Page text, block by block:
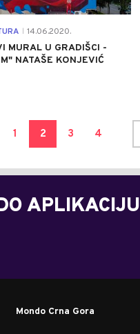
14.06.2020.
MURAL U GRADIŠCI -
NATAŠE KONJEVIĆ
1 2 3 4
APLIKACIJU
Mondo Crna Gora